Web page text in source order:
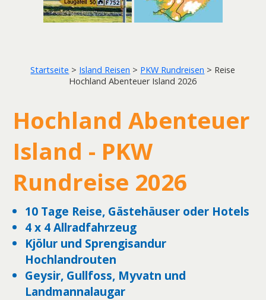
Startseite > Island Reisen > PKW Rundreisen > Reise
Hochland Abenteuer Island 2026
Hochland Abenteuer
Island - PKW
Rundreise 2026
10 Tage Reise, Gästehäuser oder Hotels
4 x 4 Allradfahrzeug
Kjölur und Sprengisandur
Hochlandrouten
Geysir, Gullfoss, Myvatn und
Landmannalaugar